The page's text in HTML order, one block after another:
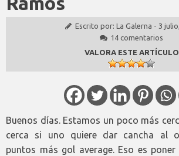
Escrito por: La Galerna - 3
14 comentarios
VALORA ESTE ARTÍCULO
Buenos días. Estamos un poco más
cerca si uno quiere dar cancha al
puntos más gol average. Eso es